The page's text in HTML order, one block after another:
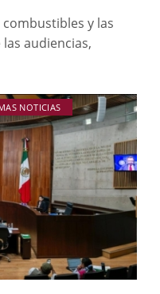
y las
audiencias,
NOTICIAS